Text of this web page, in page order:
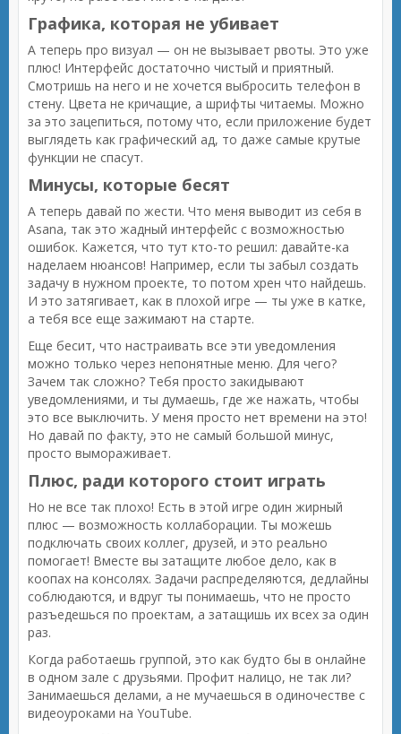
Графика, которая не убивает
А теперь про визуал — он не вызывает рвоты. Это уже
плюс! Интерфейс достаточно чистый и приятный.
Смотришь на него и не хочется выбросить телефон в
стену. Цвета не кричащие, а шрифты читаемы. Можно
за это зацепиться, потому что, если приложение будет
выглядеть как графический ад, то даже самые крутые
функции не спасут.
Минусы, которые бесят
А теперь давай по жести. Что меня выводит из себя в
Asana, так это жадный интерфейс с возможностью
ошибок. Кажется, что тут кто-то решил: давайте-ка
наделаем нюансов! Например, если ты забыл создать
задачу в нужном проекте, то потом хрен что найдешь.
И это затягивает, как в плохой игре — ты уже в катке,
а тебя все еще зажимают на старте.
Еще бесит, что настраивать все эти уведомления
можно только через непонятные меню. Для чего?
Зачем так сложно? Тебя просто закидывают
уведомлениями, и ты думаешь, где же нажать, чтобы
это все выключить. У меня просто нет времени на это!
Но давай по факту, это не самый большой минус,
просто вымораживает.
Плюс, ради которого стоит играть
Но не все так плохо! Есть в этой игре один жирный
плюс — возможность коллаборации. Ты можешь
подключать своих коллег, друзей, и это реально
помогает! Вместе вы затащите любое дело, как в
коопах на консолях. Задачи распределяются, дедлайны
соблюдаются, и вдруг ты понимаешь, что не просто
разъедешься по проектам, а затащишь их всех за один
раз.
Когда работаешь группой, это как будто бы в онлайне
в одном зале с друзьями. Профит налицо, не так ли?
Занимаешься делами, а не мучаешься в одиночестве с
видеоуроками на YouTube.